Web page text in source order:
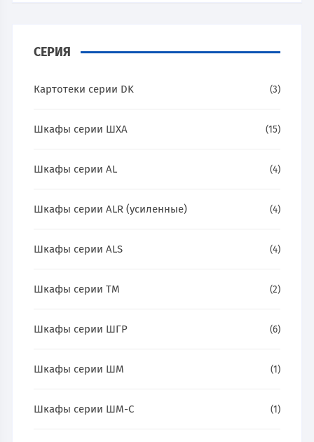
СЕРИЯ
Картотеки серии DK (3)
Шкафы серии ШХА (15)
Шкафы серии AL (4)
Шкафы серии ALR (усиленные) (4)
Шкафы серии ALS (4)
Шкафы серии ТМ (2)
Шкафы серии ШГР (6)
Шкафы серии ШМ (1)
Шкафы серии ШМ-С (1)